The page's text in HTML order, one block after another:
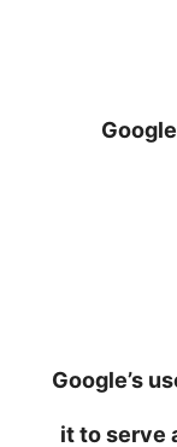
.::
.:: Google’s
it to serve